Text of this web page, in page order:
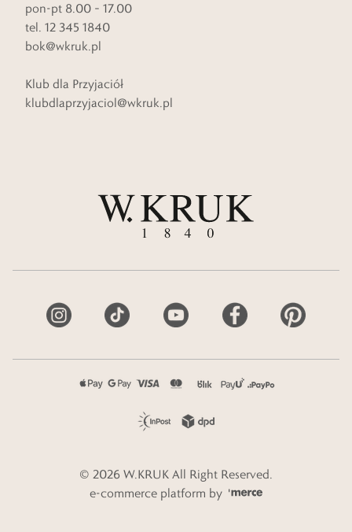
pon-pt 8.00 – 17.00
tel. 12 345 1840
bok@wkruk.pl
Klub dla Przyjaciół
klubdlaprzyjaciol@wkruk.pl
© 2026 W.KRUK All Right Reserved.
e-commerce platform by